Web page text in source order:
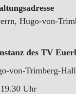
Hugo-von-
des TV
von-Trimberg-
Uhr